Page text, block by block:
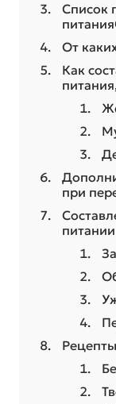
Список
От
Как
при
питании